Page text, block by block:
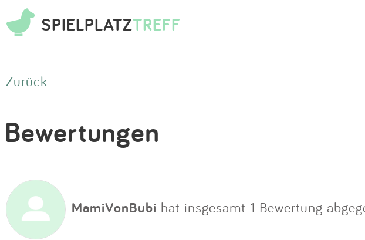
SPIELPLATZTREFF
Zurück
Bewertungen
MamiVonBubi hat insgesamt 1 Bewertung